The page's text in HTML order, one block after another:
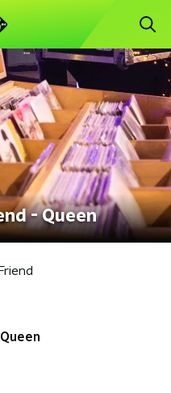
- Queen
Queen